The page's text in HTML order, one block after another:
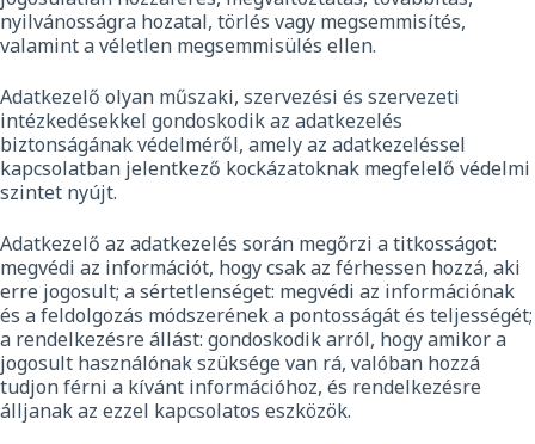
nyilvánosságra hozatal, törlés vagy megsemmisítés,
valamint a véletlen megsemmisülés ellen.
Adatkezelő olyan műszaki, szervezési és szervezeti
intézkedésekkel gondoskodik az adatkezelés
biztonságának védelméről, amely az adatkezeléssel
kapcsolatban jelentkező kockázatoknak megfelelő védelmi
szintet nyújt.
Adatkezelő az adatkezelés során megőrzi a titkosságot:
megvédi az információt, hogy csak az férhessen hozzá, aki
erre jogosult; a sértetlenséget: megvédi az információnak
és a feldolgozás módszerének a pontosságát és teljességét;
a rendelkezésre állást: gondoskodik arról, hogy amikor a
jogosult használónak szüksége van rá, valóban hozzá
tudjon férni a kívánt információhoz, és rendelkezésre
álljanak az ezzel kapcsolatos eszközök.